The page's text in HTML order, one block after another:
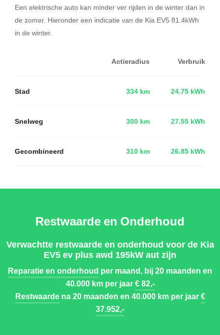
Een elektrische auto kan minder ver rijden in de winter dan in
de zomer. Hieronder een indicatie van de Kia EV5 81.4kWh
in de winter.
Actieradius Verbruik
Stad 334 km 24.75 kWh
Snelweg 300 km 27.55 kWh
Gecombineerd 310 km 26.85 kWh
Restwaarde en Onderhoud
Verwachtte restwaarde en onderhoud voor de Kia
EV5 ev plus awd 195kW aut zijn
Reparatie en onderhoud per maand, bij 20 maanden en
40.000 km per jaar€ 82,-
Restwaardena 20 maanden en 40.000 km per jaar€
37.952,-